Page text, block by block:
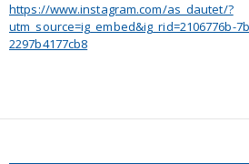
https://www.instagram.com/as_dautet/?
utm_source=ig_embed&ig_rid=2106776b-
2297b4177cb8